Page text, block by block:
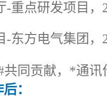
-重点研发项目，
-东方电气集团 ，
共同 贡献， *通讯
：